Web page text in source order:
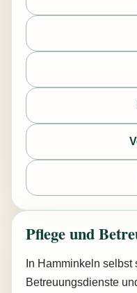
Pflege und
In Hamminkeln
Betreuungsdienste